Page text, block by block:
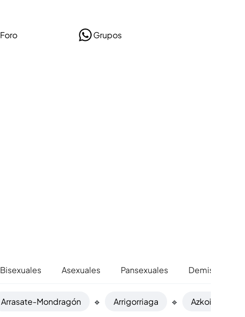
Foro Grupos
Bisexuales Asexuales Pansexuales Demisexuales
Arrasate-Mondragón 🔹 Arrigorriaga 🔹 Azkoitia